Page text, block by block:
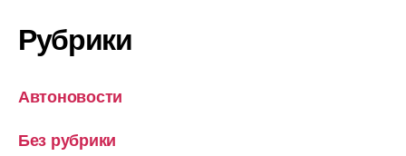
Рубрики
Автоновости
Без рубрики